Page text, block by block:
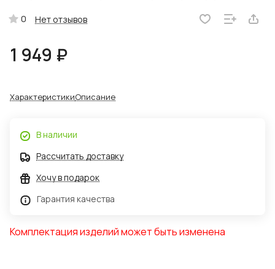
0 Нет отзывов
1 949 ₽
ХарактеристикиОписание
В наличии
Рассчитать доставку
Хочу в подарок
Гарантия качества
Комплектация изделий может быть изменена